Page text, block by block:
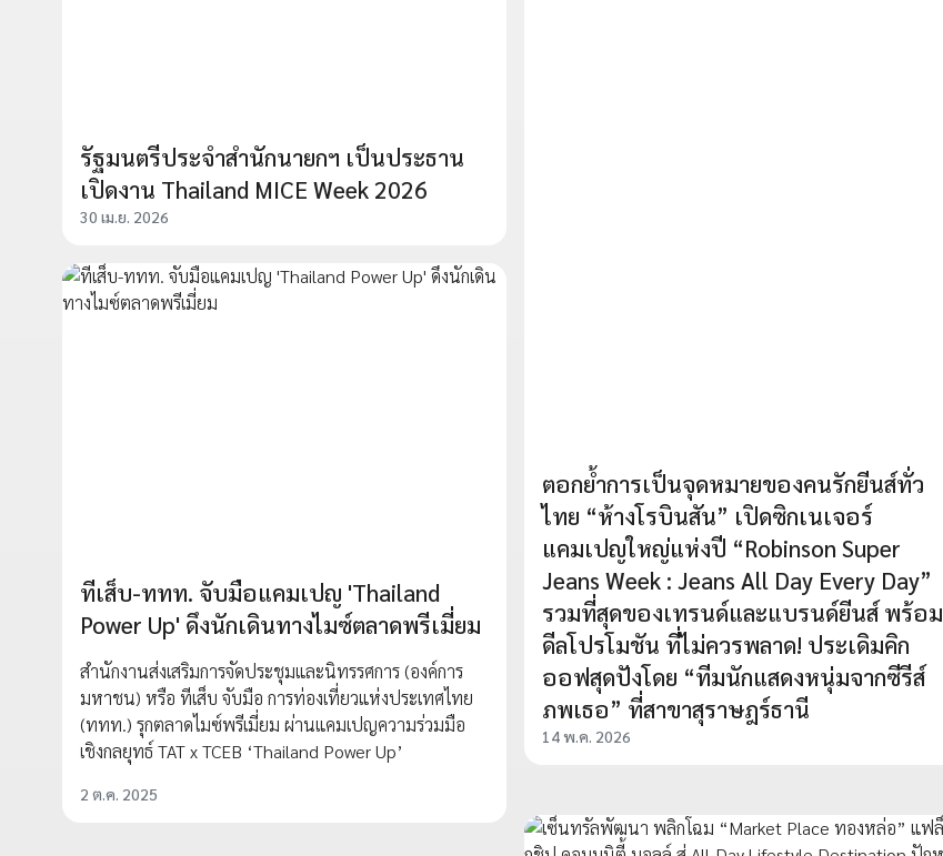
รัฐมนตรีประจำสำนักนายกฯ เป็นประธาน
เปิดงาน Thailand MICE Week 2026
30 เม.ย. 2026
ตอกย้ำการเป็นจุดหมายของคนรักยีนส์ทั่ว
ไทย “ห้างโรบินสัน” เปิดซิกเนเจอร์
แคมเปญใหญ่แห่งปี “Robinson Super
Jeans Week : Jeans All Day Every Day”
รวมที่สุดของเทรนด์และแบรนด์ยีนส์ พร้อม
ดีลโปรโมชัน ที่ไม่ควรพลาด! ประเดิมคิก
ออฟสุดปังโดย “ทีมนักแสดงหนุ่มจากซีรีส์
ภพเธอ” ที่สาขาสุราษฎร์ธานี
14 พ.ค. 2026
ทีเส็บ-ททท. จับมือแคมเปญ 'Thailand
Power Up' ดึงนักเดินทางไมซ์ตลาดพรีเมี่ยม
สำนักงานส่งเสริมการจัดประชุมและนิทรรศการ (องค์การ
มหาชน) หรือ ทีเส็บ จับมือ การท่องเที่ยวแห่งประเทศไทย
(ททท.) รุกตลาดไมซ์พรีเมี่ยม ผ่านแคมเปญความร่วมมือ
เชิงกลยุทธ์ TAT x TCEB ‘Thailand Power Up’
2 ต.ค. 2025